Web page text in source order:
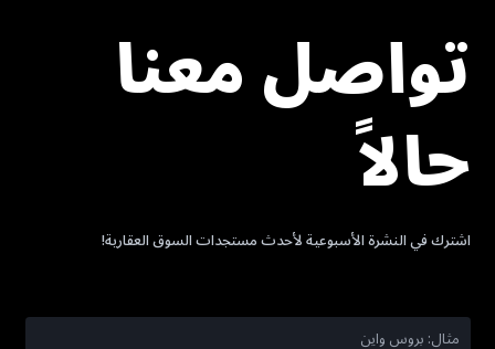
تواصل معنا
حالاً
اشترك في النشرة الأسبوعية لأحدث مستجدات السوق العقارية!